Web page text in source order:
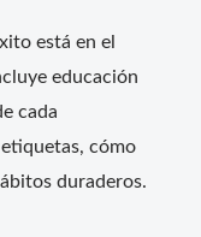
está en el
educación
cada
cómo
duraderos.